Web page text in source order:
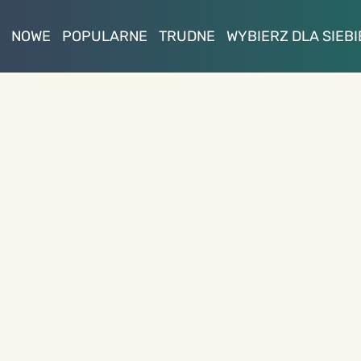
NOWE POPULARNE TRUDNE WYBIERZ DLA